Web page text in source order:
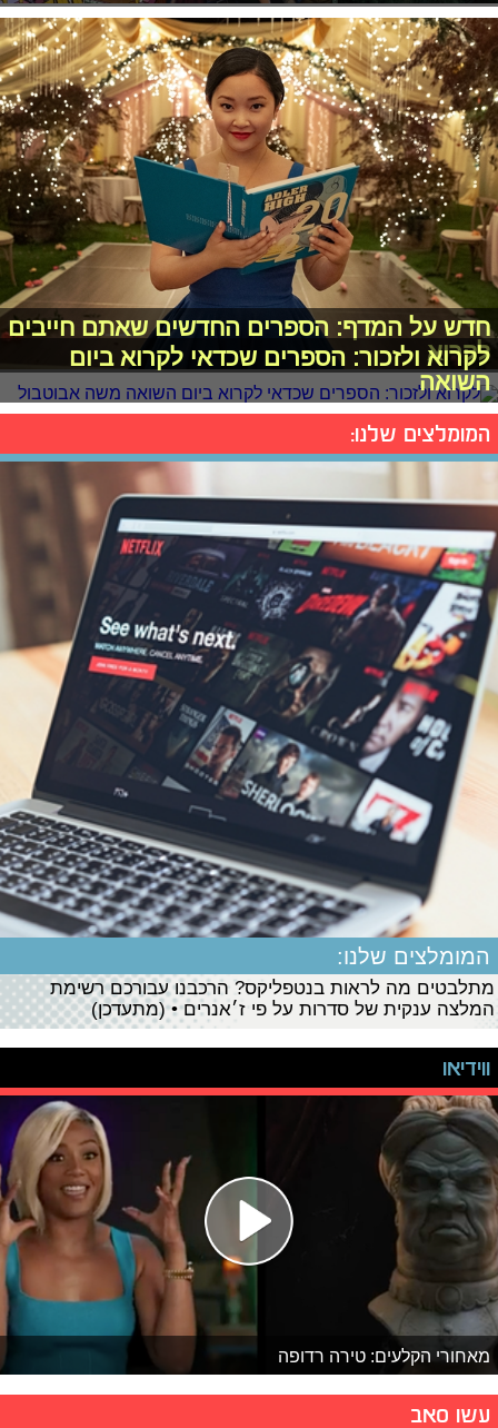
חדש על המדף: הספרים החדשים שאתם חייבים
לקרוא
לקרוא ולזכור: הספרים שכדאי לקרוא ביום
השואה
המומלצים שלנו:
המומלצים שלנו:
מתלבטים מה לראות בנטפליקס? הרכבנו עבורכם רשימת
המלצה ענקית של סדרות על פי ז׳אנרים • (מתעדכן)
ווידיאו
מאחורי הקלעים: טירה רדופה
עשו סאב